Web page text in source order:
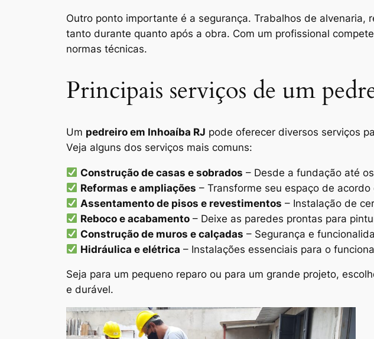
Outro ponto importante é a segurança. Trabalhos de
tanto durante quanto após a obra. Com um profissional
normas técnicas.
Principais serviços de um
Um pedreiro em Inhoaíba RJ pode oferecer diversos serviços
Veja alguns dos serviços mais comuns:
Construção de casas e sobrados – Desde a fundação até
Reformas e ampliações – Transforme seu espaço de
Assentamento de pisos e revestimentos – Instalação de
Reboco e acabamento – Deixe as paredes prontas para
Construção de muros e calçadas – Segurança e
Hidráulica e elétrica – Instalações essenciais para o
Seja para um pequeno reparo ou para um grande projeto,
e durável.